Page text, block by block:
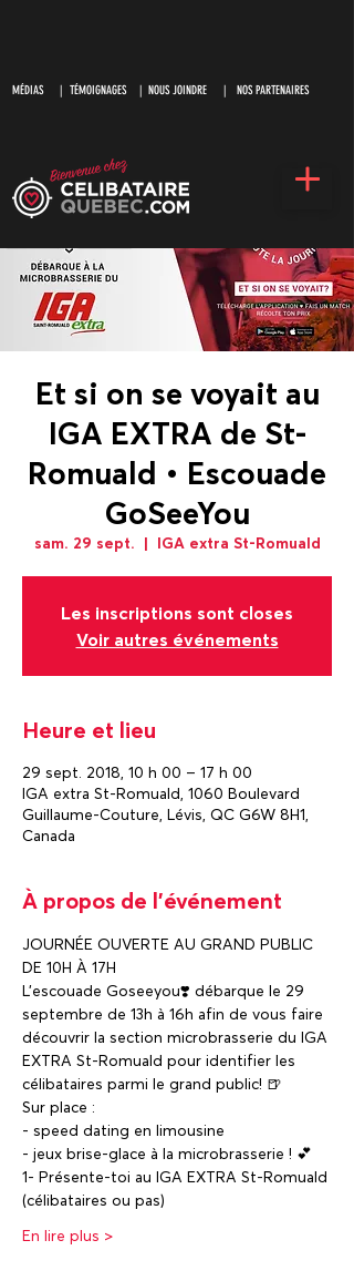
MÉDIAS| TÉMOIGNAGES | NOUS JOINDRE | NOS PARTENAIRES
Et si on se voyait au
IGA EXTRA de St-
Romuald • Escouade
GoSeeYou
sam. 29 sept.
  |
IGA extra St-Romuald
Les inscriptions sont closes
Voir autres événements
Heure et lieu
29 sept. 2018, 10 h 00 – 17 h 00
IGA extra St-Romuald, 1060 Boulevard
Guillaume-Couture, Lévis, QC G6W 8H1,
Canada
À propos de l'événement
JOURNÉE OUVERTE AU GRAND PUBLIC
DE 10H À 17H
L'escouade Goseeyou❣️ débarque le 29
septembre de 13h à 16h afin de vous faire
découvrir la section microbrasserie du IGA
EXTRA St-Romuald pour identifier les
célibataires parmi le grand public! 🍺
Sur place :
- speed dating en limousine
- jeux brise-glace à la microbrasserie ! 💕
1- Présente-toi au IGA EXTRA St-Romuald
(célibataires ou pas)
En lire plus >